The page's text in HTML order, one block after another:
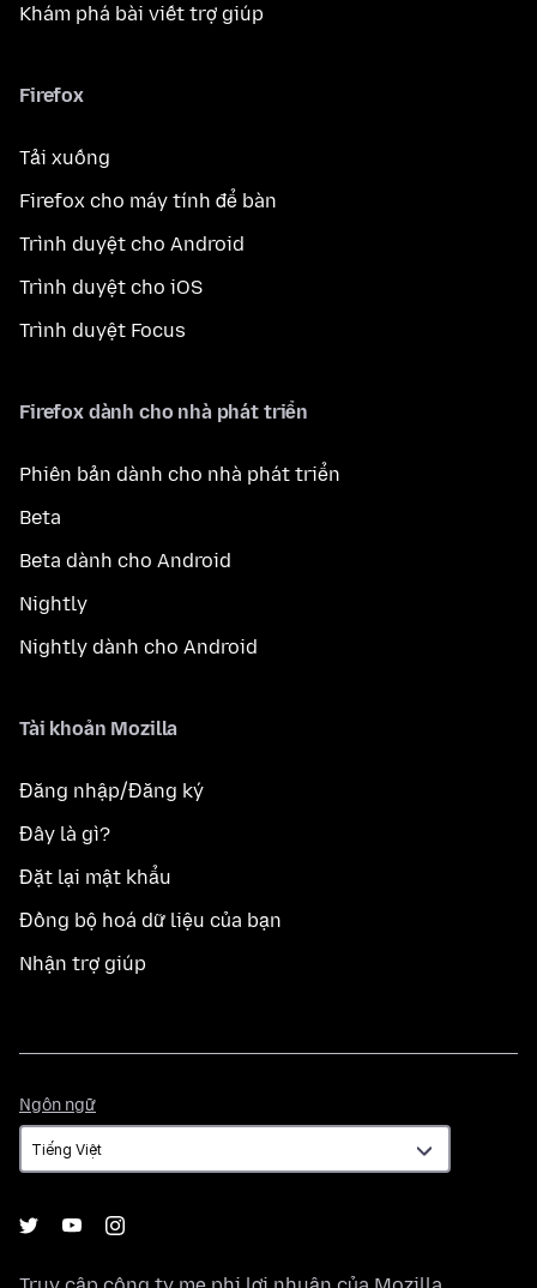
Khám phá bài viết trợ giúp
Firefox
Tải xuống
Firefox cho máy tính để bàn
Trình duyệt cho Android
Trình duyệt cho iOS
Trình duyệt Focus
Firefox dành cho nhà phát triển
Phiên bản dành cho nhà phát triển
Beta
Beta dành cho Android
Nightly
Nightly dành cho Android
Tài khoản Mozilla
Đăng nhập/Đăng ký
Đây là gì?
Đặt lại mật khẩu
Đồng bộ hoá dữ liệu của bạn
Nhận trợ giúp
Ngôn ngữ
ngữ